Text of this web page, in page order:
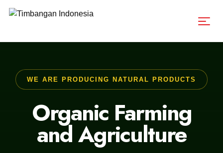
WE ARE PRODUCING NATURAL PRODUCTS
Organic Farming
and Agriculture